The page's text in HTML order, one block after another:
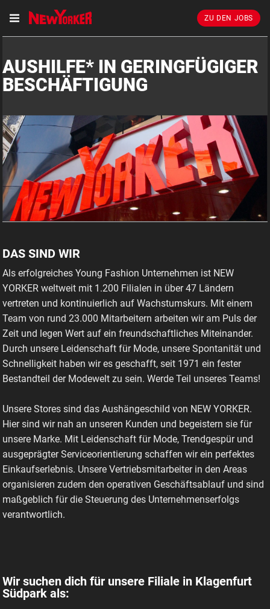
ZU DEN JOBS
AUSHILFE* IN GERINGFÜGIGER
BESCHÄFTIGUNG
DAS SIND WIR
Als erfolgreiches Young Fashion Unternehmen ist NEW
YORKER weltweit mit 1.200 Filialen in über 47 Ländern
vertreten und kontinuierlich auf Wachstumskurs. Mit einem
Team von rund 23.000 Mitarbeitern arbeiten wir am Puls der
Zeit und legen Wert auf ein freundschaftliches Miteinander.
Durch unsere Leidenschaft für Mode, unsere Spontanität und
Schnelligkeit haben wir es geschafft, seit 1971 ein fester
Bestandteil der Modewelt zu sein. Werde Teil unseres Teams!
Unsere Stores sind das Aushängeschild von NEW YORKER.
Hier sind wir nah an unseren Kunden und begeistern sie für
unsere Marke. Mit Leidenschaft für Mode, Trendgespür und
ausgeprägter Serviceorientierung schaffen wir ein perfektes
Einkaufserlebnis. Unsere Vertriebsmitarbeiter in den Areas
organisieren zudem den operativen Geschäftsablauf und sind
maßgeblich für die Steuerung des Unternehmenserfolgs
verantwortlich.
Wir suchen dich für unsere Filiale in Klagenfurt
Südpark als: